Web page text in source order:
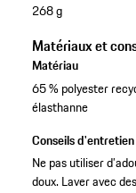
268 g
Matériaux et
Matériau
65 % polyester
élasthanne
Conseils d'entretien
Ne pas utiliser
doux. Laver avec